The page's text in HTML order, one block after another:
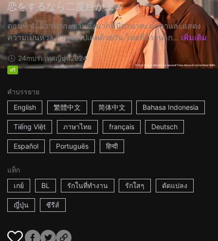
恋をするなら二度目が上等
ตอนที่ 4: อิวานากะซาบซึ้งมากที่มิยานาตะมาหาและแสดง
ความเป็นห่วง ทั้งคู่จึงไปเดตด้วยกัน โดยที่อิวานาก... เพิ่มเติม
24mประเทศญี่ปุ่น2024
ฟรี
คำบรรยาย
English
繁體中文 简体中文 Bahasa Indonesia
Tiếng Việt ภาษาไทย français Deutsch
Español Português हिन्दी
แท็ก
เกย์
BL รักในที่ทำงาน รักใสๆ ดัดแปลง
ญี่ปุ่น ซีรีส์